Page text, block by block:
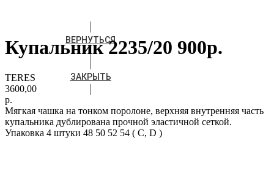
ВЕРНУТЬСЯ
ЗАКРЫТЬ
Купальник 2235/20 900р.
TERES
3600,00
р.
Мягкая чашка на тонком поролоне, верхняя внутренняя часть
купальника дублирована прочной эластичной сеткой.
Упаковка 4 штуки 48 50 52 54 ( С, D )